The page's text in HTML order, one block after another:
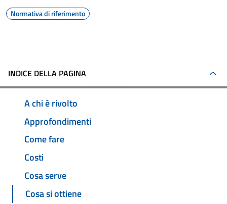
Normativa di riferimento
INDICE DELLA PAGINA
A chi è rivolto
Approfondimenti
Come fare
Costi
Cosa serve
Cosa si ottiene